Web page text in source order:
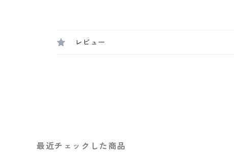
レビュー
最近チェックした商品